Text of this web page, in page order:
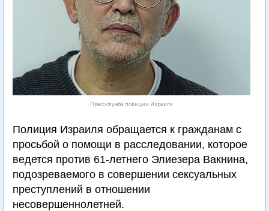
Пресс-служба полиции Израиля
Полиция Израиля обращается к гражданам с
просьбой о помощи в расследовании, которое
ведется против 61-летнего Элиезера Вакнина,
подозреваемого в совершении сексуальных
преступлений в отношении
несовершеннолетней.